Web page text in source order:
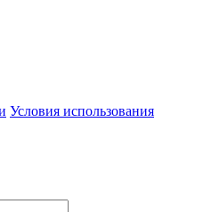
Условия использования